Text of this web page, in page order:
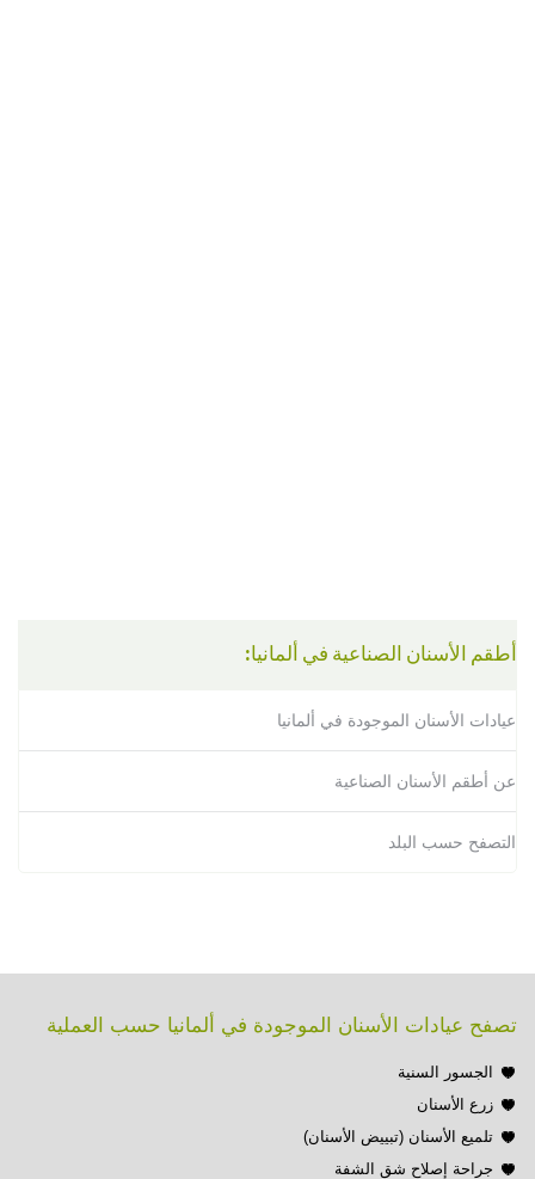
أطقم الأسنان الصناعية في ألمانيا:
عيادات الأسنان الموجودة في ألمانيا
عن أطقم الأسنان الصناعية
التصفح حسب البلد
تصفح عيادات الأسنان الموجودة في ألمانيا حسب العملية
الجسور السنية
زرع الأسنان
تلميع الأسنان (تبييض الأسنان)
جراحة إصلاح شق الشفة